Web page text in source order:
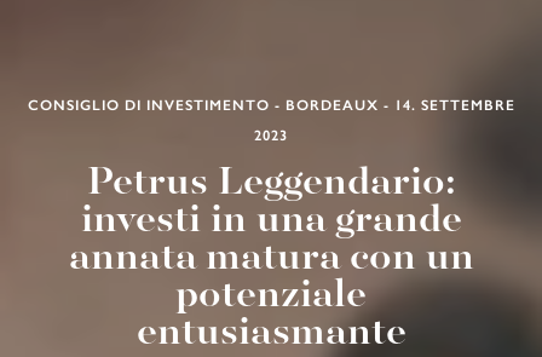
CONSIGLIO DI INVESTIMENTO - BORDEAUX - 14. SETTEMBRE
2023
Petrus Leggendario:
investi in una grande
annata matura con un
potenziale
entusiasmante